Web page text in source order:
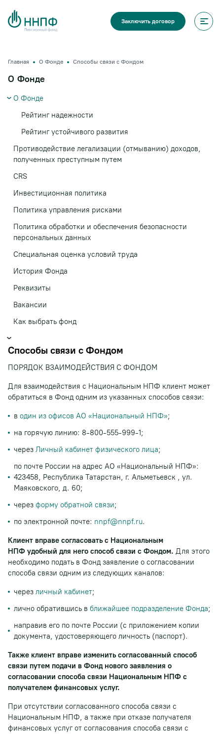
Заключить договор
Главная О Фонде Способы связи с Фондом
Способы связи с Фондом
ПОРЯДОК ВЗАИМОДЕЙСТВИЯ С ФОНДОМ
Для взаимодействия с Национальным НПФ клиент может
обратиться в Фонд одним из указанных способов связи:
в один из офисов АО «Национальный НПФ»;
на горячую линию: 8-800-555-999-1;
через Личный кабинет физического лица;
по почте России на адрес АО «Национальный НПФ»:
423458, Республика Татарстан, г. Альметьевск , ул.
Маяковского, д. 60;
через форму обратной связи;
по электронной почте: nnpf@nnpf.ru.
Клиент вправе согласовать с Национальным
НПФ удобный для него способ связи с Фондом. Для этого
необходимо подать в Фонд заявление о согласовании
способа связи одним из следующих каналов:
через личный кабинет;
лично обратившись в ближайшее подразделение Фонда;
направив его по почте России (с приложением копии
документа, удостоверяющего личность (паспорт).
Также клиент вправе изменить согласованный способ
связи путем подачи в Фонд нового заявления о
согласовании способа связи Национальным НПФ с
получателем финансовых услуг.
При отсутствии согласованного способа связи с
Национальным НПФ, а также при отказе получателя
финансовых услуг от согласования способа связи с
О Фонде
О Фонде
Рейтинг надежности
Рейтинг устойчивого развития
Противодействие легализации (отмыванию) доходов,
полученных преступным путем
CRS
Инвестиционная политика
Политика управления рисками
Политика обработки и обеспечения безопасности
персональных данных
Специальная оценка условий труда
История Фонда
Реквизиты
Вакансии
Как выбрать фонд